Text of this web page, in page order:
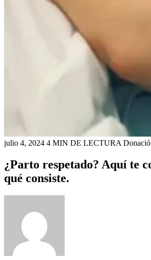
julio 4, 2024 4 MIN DE LECTURA
¿Parto respetado? Aquí te
qué consiste.